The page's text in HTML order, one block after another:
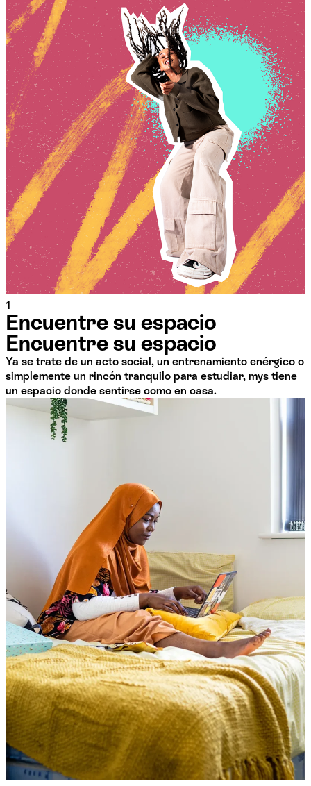
1
Encuentre su espacio
Encuentre su espacio
Ya se trate de un acto social, un entrenamiento enérgico o
simplemente un rincón tranquilo para estudiar, mys tiene
un espacio donde sentirse como en casa.